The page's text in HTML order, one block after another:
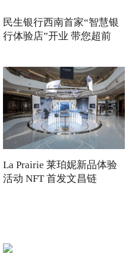
民生银行西南首家“智慧银
行体验店”开业 带您超前
La Prairie 莱珀妮新品体验
活动 NFT 首发文昌链